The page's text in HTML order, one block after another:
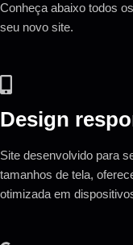
Conheça abaixo todos
seu novo site.
Design
Site desenvolvido para
tamanhos de tela,
otimizada em